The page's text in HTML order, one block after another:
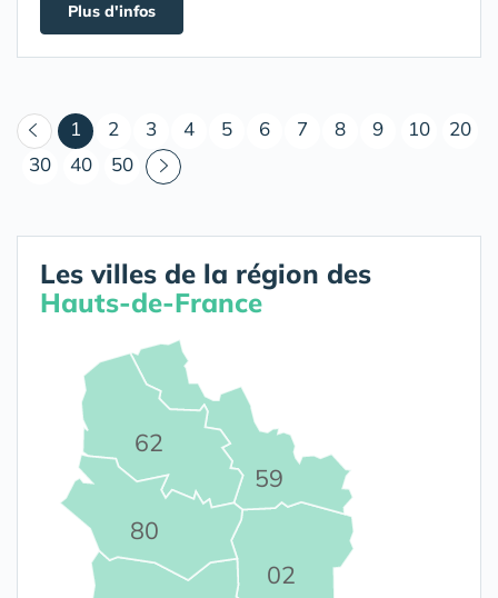
Plus d'infos
1 (courant)
2 3 4 5 6 7 8 9 10
20
30
40 50
Les villes de la région des
Hauts-de-France
02
59
62
80